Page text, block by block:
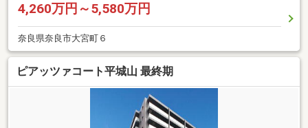
4,260万円～5,580万円
奈良県奈良市大宮町６
ピアッツァコート平城山 最終期